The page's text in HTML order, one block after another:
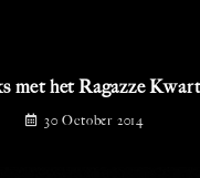
met het Ragazze
30 October 2014